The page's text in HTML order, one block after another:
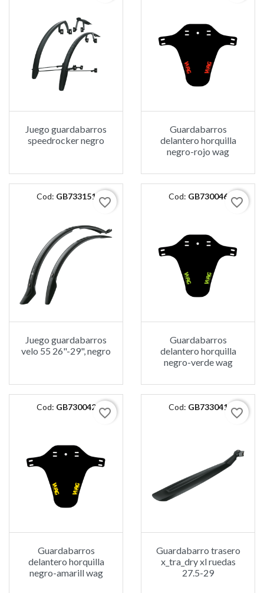
Juego guardabarros
speedrocker negro
Guardabarros
delantero horquilla
negro-rojo wag
Cod: GB733151 favorite_border
Juego guardabarros
velo 55 26"-29", negro
Cod: GB730046 favorite_border
Guardabarros
delantero horquilla
negro-verde wag
Cod: GB730042 favorite_border
Guardabarros
delantero horquilla
negro-amarill wag
Cod: GB733041 favorite_border
Guardabarro trasero
x_tra_dry xl ruedas
27.5-29